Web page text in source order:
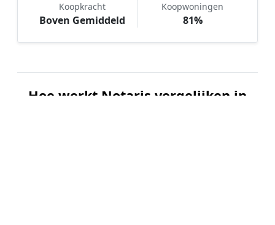
Koopkracht
Boven Gemiddeld
Koopwoningen
81%
Hoe werkt Notaris vergelijken in